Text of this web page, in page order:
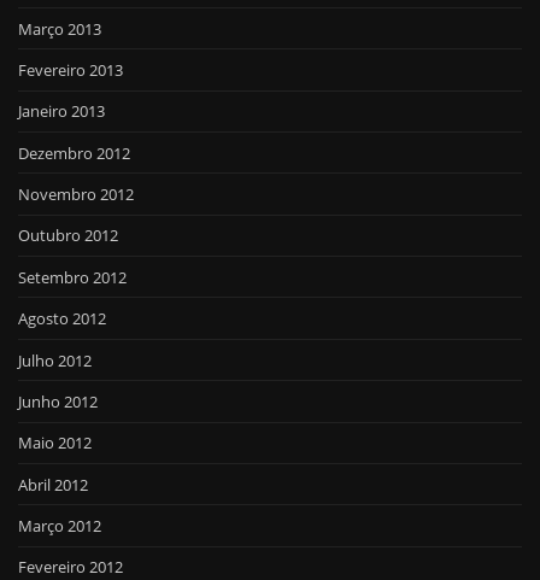
Março 2013
Fevereiro 2013
Janeiro 2013
Dezembro 2012
Novembro 2012
Outubro 2012
Setembro 2012
Agosto 2012
Julho 2012
Junho 2012
Maio 2012
Abril 2012
Março 2012
Fevereiro 2012